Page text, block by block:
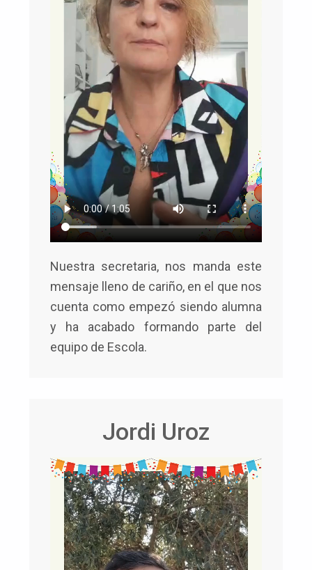
Nuestra secretaria, nos manda este
mensaje lleno de cariño, en el que nos
cuenta como empezó siendo alumna
y ha acabado formando parte del
equipo de Escola.
Jordi Uroz